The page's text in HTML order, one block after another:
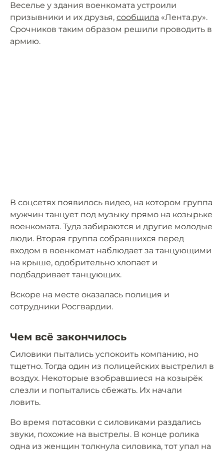
Веселье у здания военкомата устроили
призывники и их друзья, сообщила «Лента.ру».
Срочников таким образом решили проводить в
армию.
В соцсетях появилось видео, на котором группа
мужчин танцует под музыку прямо на козырьке
военкомата. Туда забираются и другие молодые
люди. Вторая группа собравшихся перед
входом в военкомат наблюдает за танцующими
на крыше, одобрительно хлопает и
подбадривает танцующих.
Вскоре на месте оказалась полиция и
сотрудники Росгвардии.
Чем всё закончилось
Силовики пытались успокоить компанию, но
тщетно. Тогда один из полицейских выстрелил в
воздух. Некоторые взобравшиеся на козырёк
слезли и попытались сбежать. Их начали
ловить.
Во время потасовки с силовиками раздались
звуки, похожие на выстрелы. В конце ролика
одна из женщин толкнула силовика, тот упал на